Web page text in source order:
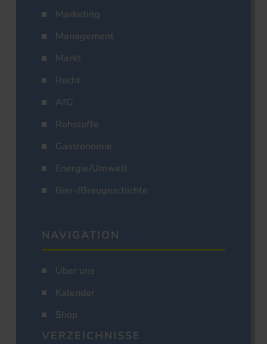
Marketing
Management
Markt
Recht
AfG
Rohstoffe
Gastronomie
Energie/Umwelt
Bier-/Braugeschichte
NAVIGATION
Über uns
Kalender
Shop
VERZEICHNISSE